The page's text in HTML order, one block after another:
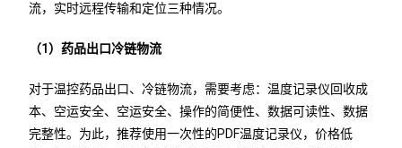
流，实时远程传输和定位三种情况。
（1）药品出口冷链物流
对于温控药品出口、冷链物流，需要考虑：温度记录仪回收成
本、空运安全、空运安全、操作的简便性、数据可读性、数据
完整性。为此，推荐使用一次性的PDF温度记录仪，价格低